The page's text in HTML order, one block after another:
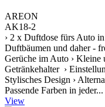
AREON
AK18-2
› 2 x Duftdose fürs Auto
Duftbäumen und daher -
Gerüche im Auto › Kleine
Getränkehalter ›
Stylisches Design ›
Passende Farben in jeder...
View